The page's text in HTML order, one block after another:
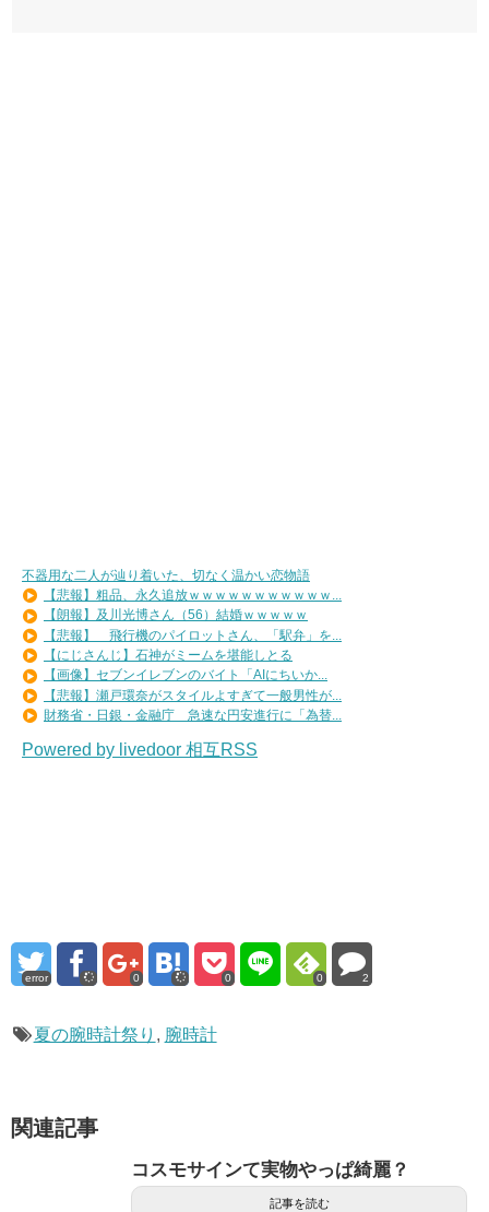
不器用な二人が辿り着いた、切なく温かい恋物語
【悲報】粗品、永久追放ｗｗｗｗｗｗｗｗｗｗｗ...
【朗報】及川光博さん（56）結婚ｗｗｗｗｗ
【悲報】 飛行機のパイロットさん、「駅弁」を...
【にじさんじ】石神がミームを堪能しとる
【画像】セブンイレブンのバイト「AIにちいか...
【悲報】瀬戸環奈がスタイルよすぎて一般男性が...
財務省・日銀・金融庁 急速な円安進行に「為替...
Powered by livedoor 相互RSS
error 0 0 0 2
夏の腕時計祭り , 腕時計
関連記事
コスモサインて実物やっぱ綺麗？
記事を読む